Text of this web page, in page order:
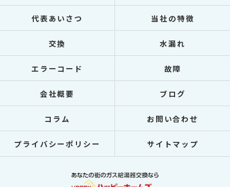
代表あいさつ 当社の特徴
交換 水漏れ
エラーコード 故障
会社概要 ブログ
コラム お問い合わせ
プライバシーポリシー サイトマップ